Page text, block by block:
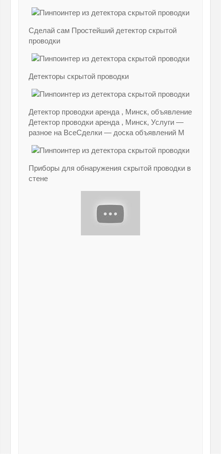
Сделай сам Простейший детектор скрытой
проводки
Детекторы скрытой проводки
Детектор проводки аренда , Минск, объявление
Детектор проводки аренда , Минск, Услуги —
разное на ВсеСделки — доска объявлений М
Приборы для обнаружения скрытой проводки в
стене